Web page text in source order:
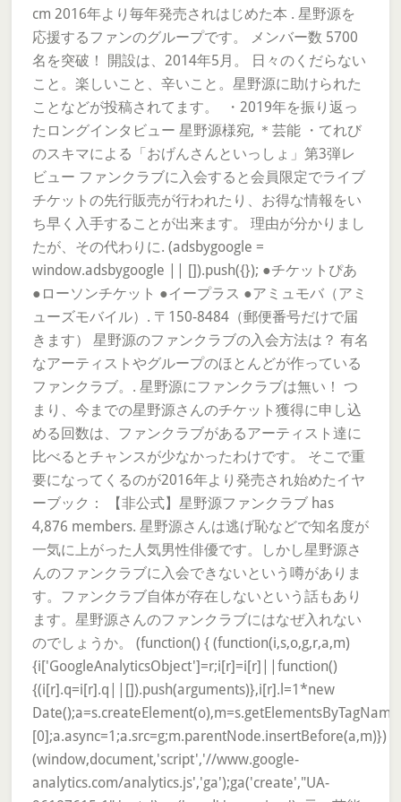
cm 2016年より毎年発売されはじめた本 . 星野源を
応援するファンのグループです。 メンバー数 5700
名を突破！ 開設は、2014年5月。 日々のくだらない
こと。楽しいこと、辛いこと。星野源に助けられた
ことなどが投稿されてます。 ​ ・2019年を振り返っ
たロングインタビュー 星野源様宛, ＊芸能 ・てれび
のスキマによる「おげんさんといっしょ」第3弾レ
ビュー ファンクラブに入会すると会員限定でライブ
チケットの先行販売が行われたり、お得な情報をい
ち早く入手することが出来ます。 理由が分かりまし
たが、その代わりに. (adsbygoogle =
window.adsbygoogle || []).push({}); ●チケットぴあ
●ローソンチケット ●イープラス ●アミュモバ（アミ
ューズモバイル）. 〒150-8484（郵便番号だけで届
きます） 星野源のファンクラブの入会方法は？ 有名
なアーティストやグループのほとんどが作っている
ファンクラブ。. 星野源にファンクラブは無い！ つ
まり、今までの星野源さんのチケット獲得に申し込
める回数は、ファンクラブがあるアーティスト達に
比べるとチャンスが少なかったわけです。 そこで重
要になってくるのが2016年より発売され始めたイヤ
ーブック： 【非公式】星野源ファンクラブ has
4,876 members. 星野源さんは逃げ恥などで知名度が
一気に上がった人気男性俳優です。しかし星野源さ
んのファンクラブに入会できないという噂がありま
す。ファンクラブ自体が存在しないという話もあり
ます。星野源さんのファンクラブにはなぜ入れない
のでしょうか。 (function() { (function(i,s,o,g,r,a,m)
{i['GoogleAnalyticsObject']=r;i[r]=i[r]||function()
{(i[r].q=i[r].q||[]).push(arguments)},i[r].l=1*new
[0];a.async=1;a.src=g;m.parentNode.insertBefore(a,m)})
(window,document,'script','//www.google-
analytics.com/analytics.js','ga');ga('create',"UA-